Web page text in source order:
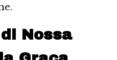
Nossa